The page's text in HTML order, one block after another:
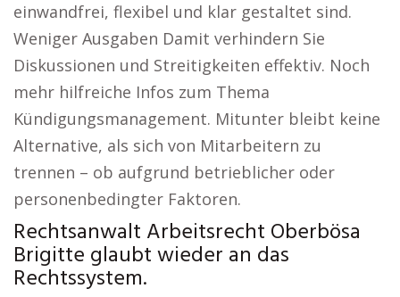
einwandfrei, flexibel und klar gestaltet sind.
Weniger Ausgaben Damit verhindern Sie
Diskussionen und Streitigkeiten effektiv. Noch
mehr hilfreiche Infos zum Thema
Kündigungsmanagement. Mitunter bleibt keine
Alternative, als sich von Mitarbeitern zu
trennen – ob aufgrund betrieblicher oder
personenbedingter Faktoren.
Rechtsanwalt Arbeitsrecht Oberbösa
Brigitte glaubt wieder an das
Rechtssystem.